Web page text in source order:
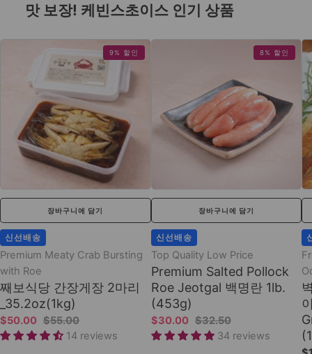
맛 보장! 케빈스초이스 인기 상품
9% 할인
장바구니에 담기
신선배송
Premium Meaty Crab Bursting
with Roe
째보식당 간장게장 2마리
_35.2oz(1kg)
$50.00 $55.00
14 reviews
8% 할인
장바구니에 담기
신선배송
Top Quality Low Price
Premium Salted Pollock
Roe Jeotgal 백명란 1lb.
(453g)
$30.00 $32.50
34 reviews